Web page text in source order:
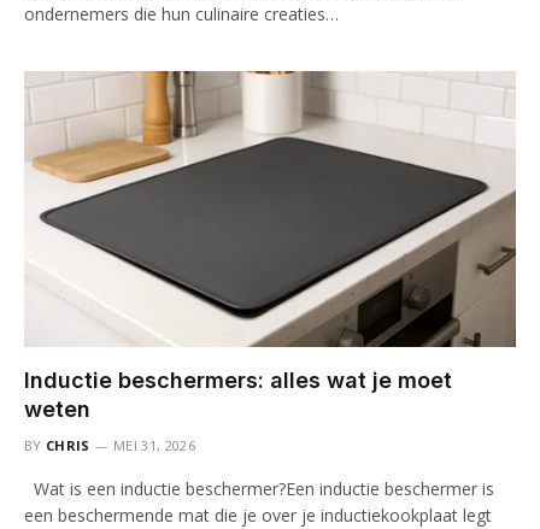
ondernemers die hun culinaire creaties…
Inductie beschermers: alles wat je moet
weten
BY CHRIS MEI 31, 2026
Wat is een inductie beschermer?Een inductie beschermer is
een beschermende mat die je over je inductiekookplaat legt